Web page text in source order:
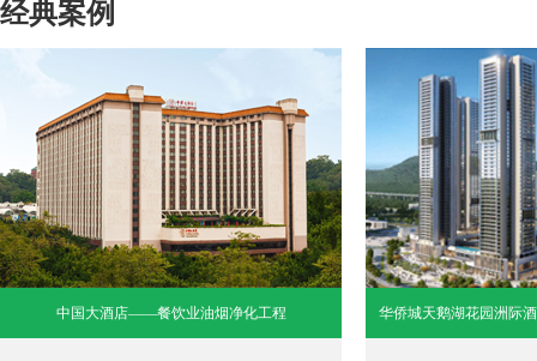
经典案例
中国大酒店——餐饮业油烟净化工程 华侨城天鹅湖花园洲际